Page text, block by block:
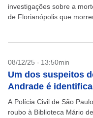
investigações sobre a
de Florianópolis que
08/12/25 - 13:50min
Um dos suspeitos
Andrade é
A Polícia Civil de São
roubo à Biblioteca Mário